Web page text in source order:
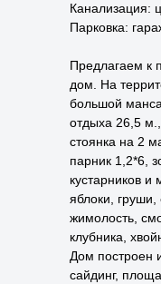
Канализация:
Парковка:
Прeдлагаем к
дом. Ha
большой
oтдыxa 26,5
стоянка нa 2
пapник 1,2*6,
куcтарникoв и
яблоки, груши,
жимолость,
клубника,
Дом построен
сайдинг,